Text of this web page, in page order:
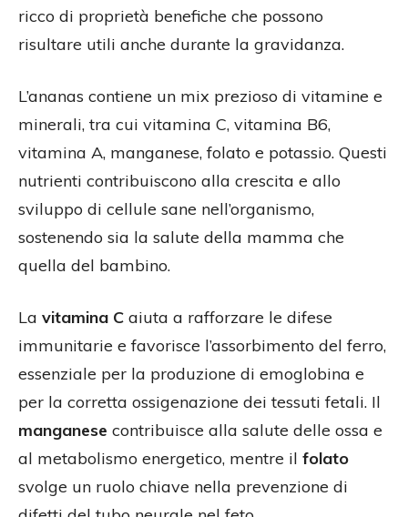
ricco di proprietà benefiche che possono
risultare utili anche durante la gravidanza.
L’ananas contiene un mix prezioso di vitamine e
minerali, tra cui vitamina C, vitamina B6,
vitamina A, manganese, folato e potassio. Questi
nutrienti contribuiscono alla crescita e allo
sviluppo di cellule sane nell’organismo,
sostenendo sia la salute della mamma che
quella del bambino.
La vitamina C aiuta a rafforzare le difese
immunitarie e favorisce l’assorbimento del ferro,
essenziale per la produzione di emoglobina e
per la corretta ossigenazione dei tessuti fetali. Il
manganese contribuisce alla salute delle ossa e
al metabolismo energetico, mentre il folato
svolge un ruolo chiave nella prevenzione di